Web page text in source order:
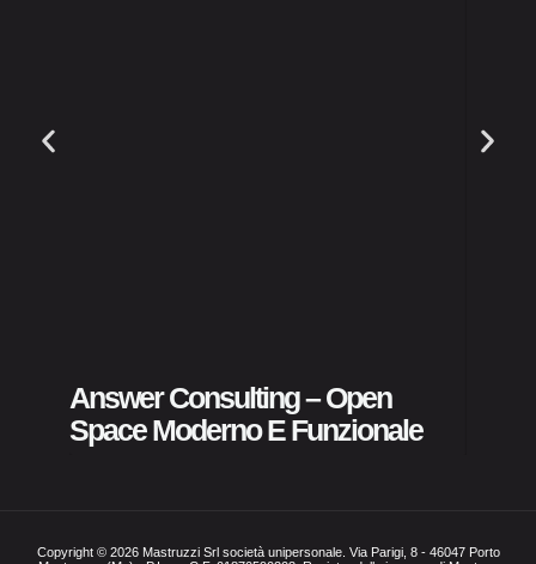
Answer Consulting – Open
Space Moderno E Funzionale
Copyright © 2026 Mastruzzi Srl società unipersonale. Via Parigi, 8 - 46047 Porto